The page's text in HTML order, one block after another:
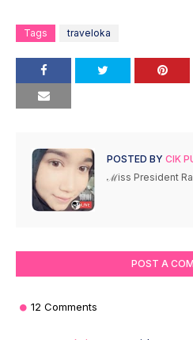
Tags traveloka
POSTED BY CIK
ℳiss President
POST A
12 Comments